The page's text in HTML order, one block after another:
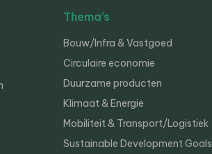
Thema’s
Bouw/Infra & Vastgoed
Circulaire economie
Duurzame producten
Klimaat & Energie
Mobiliteit & Transport/Logistiek
Sustainable Development Goals